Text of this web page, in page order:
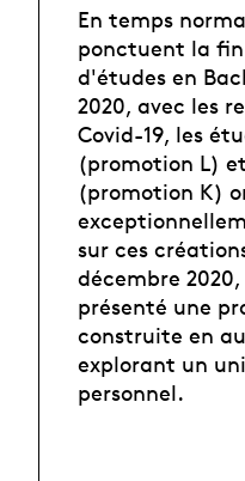
En temps
ponctuent la fin
d'études en
2020, avec les
Covid-19, les
(promotion L)
(promotion K)
sur ces
décembre
présenté une
construite en
explorant un
personnel. ⁠⁠